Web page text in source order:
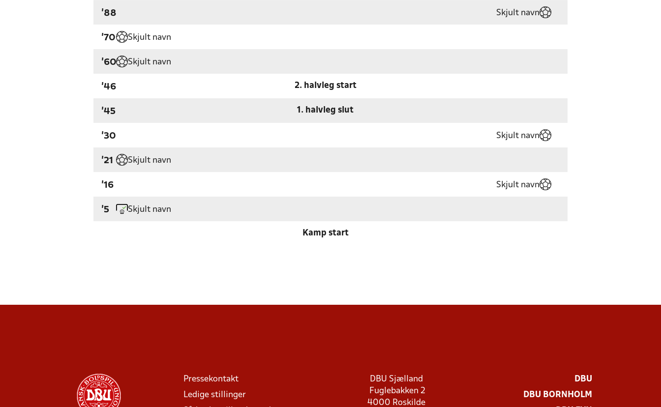
'88 Skjult navn
'70 Skjult navn
'60 Skjult navn
'46 2. halvleg start
'45 1. halvleg slut
'30 Skjult navn
'21 Skjult navn
'16 Skjult navn
'5 Skjult navn
Kamp start
Pressekontakt
Ledige stillinger
DBU Sjælland
Fuglebakken 2
4000 Roskilde
DBU
DBU BORNHOLM